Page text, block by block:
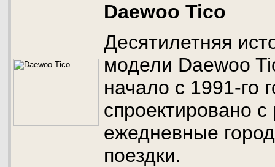
Daewoo Tico
Десятилетняя
модели Daewoo
начало с 1991-го
спроектировано
ежедневные
поездки.